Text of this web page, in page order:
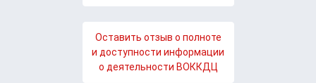
Оставить отзыв о полноте
и доступности информации
о деятельности ВОККДЦ